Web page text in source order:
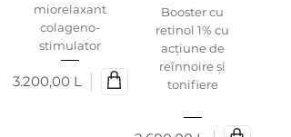
miorelaxant
colageno-
stimulator
Preț
3.200,00 L
Booster cu
retinol 1% cu
acțiune de
reînnoire și
tonifiere